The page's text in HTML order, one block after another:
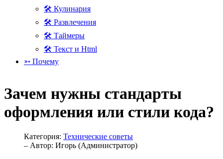
🛠 Кулинария
🛠 Развлечения
🛠 Таймеры
🛠 Текст и Html
➳ Почему
Зачем нужны стандарты
оформления или стили кода?
Категория: Технические советы
– Автор: Игорь (Администратор)